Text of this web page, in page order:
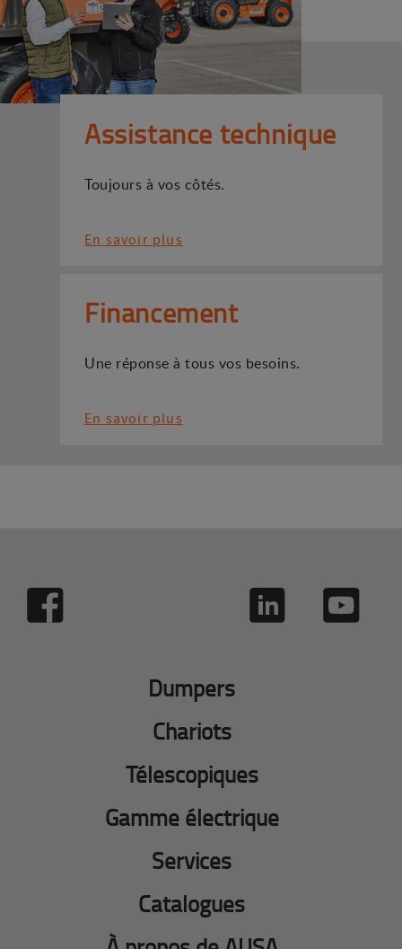
Assistance technique
Toujours à vos côtés.
En savoir plus
Financement
Une réponse à tous vos besoins.
En savoir plus
Dumpers
Chariots
Télescopiques
Gamme électrique
Services
Catalogues